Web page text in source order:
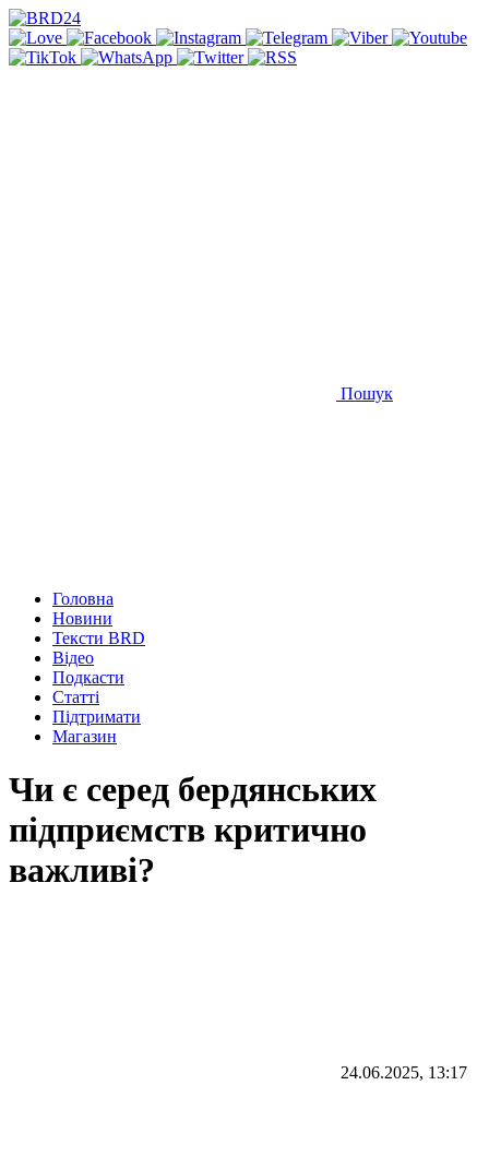
Пошук
Головна
Новини
Тексти BRD
Відео
Подкасти
Статті
Підтримати
Магазин
Чи є серед бердянських
підприємств критично
важливі?
24.06.2025, 13:17